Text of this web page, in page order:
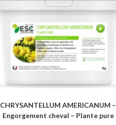
CHRYSANTELLUM AMERICANUM –
Engorgement cheval – Plante pure